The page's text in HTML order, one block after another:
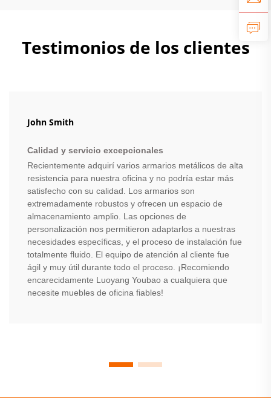
Testimonios de los clientes
John Smith
Calidad y servicio excepcionales
Recientemente adquirí varios armarios metálicos de alta
resistencia para nuestra oficina y no podría estar más
satisfecho con su calidad. Los armarios son
extremadamente robustos y ofrecen un espacio de
almacenamiento amplio. Las opciones de
personalización nos permitieron adaptarlos a nuestras
necesidades específicas, y el proceso de instalación fue
totalmente fluido. El equipo de atención al cliente fue
ágil y muy útil durante todo el proceso. ¡Recomiendo
encarecidamente Luoyang Youbao a cualquiera que
necesite muebles de oficina fiables!